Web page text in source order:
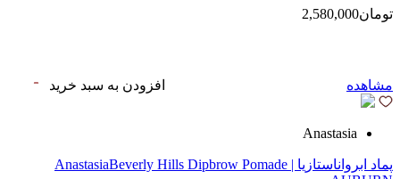
تومان2,580,000
مشاهده افزودن به سبد خرید
Anastasia
پماد ابرواناستازیا | AnastasiaBeverly Hills Dipbrow Pomade